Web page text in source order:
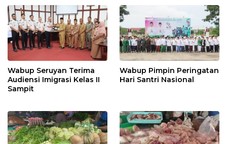
Wabup Seruyan Terima
Audiensi Imigrasi Kelas II
Sampit
Wabup Pimpin Peringatan
Hari Santri Nasional